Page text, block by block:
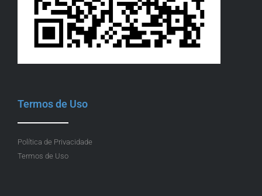
Termos de Uso
Política de Privacidade
Termos de Uso